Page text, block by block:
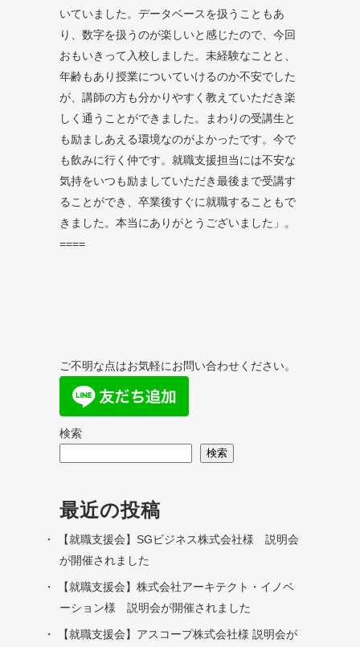
いていました。データベースを扱うこともあ
り、数字を扱うのが楽しいと感じたので、今回
おもいきって入校しました。未経験なことと、
年齢もあり授業についていけるのか不安でした
が、講師の方も分かりやすく教えていただき楽
しく通うことができました。まわりの受講生と
も励ましあえる環境なのがよかったです。今で
も飲みに行く仲です。就職支援担当には不安な
気持をいつも励ましていただき最後まで受講す
ることができ、卒業後すぐに就職することもで
きました。本当にありがとうございました」。
====
ご不明な点はお気軽にお問い合わせください。
検索
検索
最近の投稿
【就職支援会】SGビジネス株式会社様 説明会
が開催されました
【就職支援会】株式会社アーキテクト・イノベ
ーション様 説明会が開催されました
【就職支援会】アスコープ株式会社様 説明会が